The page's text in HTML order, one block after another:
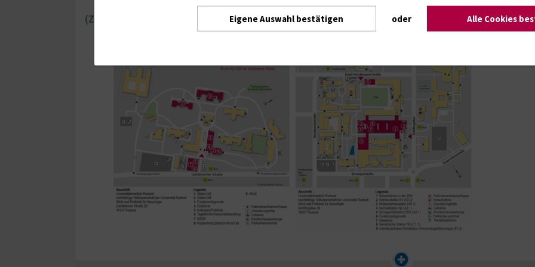
(Zum Vergrößern der Ansicht: Anklicken der Karte)
Eigene Auswahl bestätigen oder Alle Cookies